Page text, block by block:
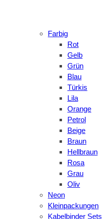
Farbig
Rot
Gelb
Grün
Blau
Türkis
Lila
Orange
Petrol
Beige
Braun
Hellbraun
Rosa
Grau
Oliv
Neon
Kleinpackungen
Kabelbinder Sets